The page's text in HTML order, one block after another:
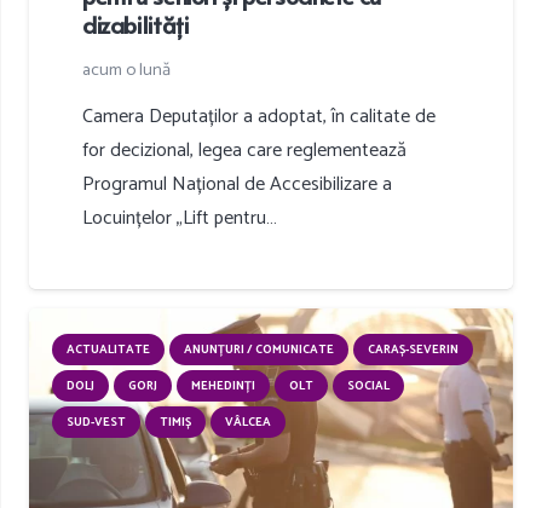
dizabilități
acum o lună
Camera Deputaților a adoptat, în calitate de
for decizional, legea care reglementează
Programul Național de Accesibilizare a
Locuințelor „Lift pentru…
ACTUALITATE ANUNȚURI / COMUNICATE
CARAȘ-SEVERIN
DOLJ
GORJ MEHEDINȚI OLT
SOCIAL
SUD-VEST
TIMIȘ VÂLCEA